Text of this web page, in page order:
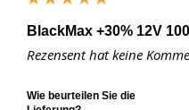
BlackMax +30% 12V
Rezensent hat keine
Wie beurteilen Sie die